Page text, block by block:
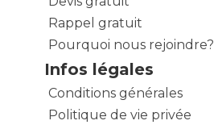
Rappel gratuit
Pourquoi nous rejoindre?
Infos légales
Conditions générales
Politique de vie privée